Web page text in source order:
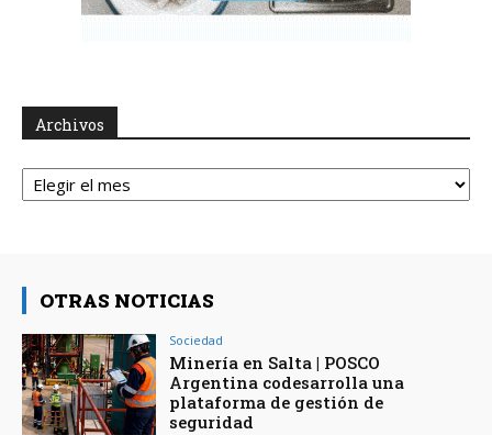
Archivos
Archivos
OTRAS NOTICIAS
Sociedad
Minería en Salta | POSCO
Argentina codesarrolla una
plataforma de gestión de
seguridad